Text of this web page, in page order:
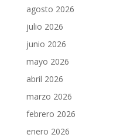
agosto 2026
julio 2026
junio 2026
mayo 2026
abril 2026
marzo 2026
febrero 2026
enero 2026